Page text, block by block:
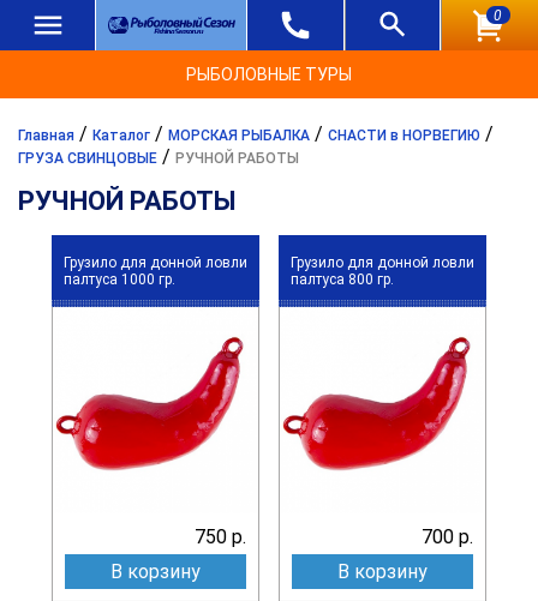
0
РЫБОЛОВНЫЕ ТУРЫ
Главная / Каталог / МОРСКАЯ РЫБАЛКА / СНАСТИ в НОРВЕГИЮ /
ГРУЗА СВИНЦОВЫЕ / РУЧНОЙ РАБОТЫ
РУЧНОЙ РАБОТЫ
Грузило для донной ловли
палтуса 1000 гр.
750 р.
В корзину
Грузило для донной ловли
палтуса 800 гр.
700 р.
В корзину